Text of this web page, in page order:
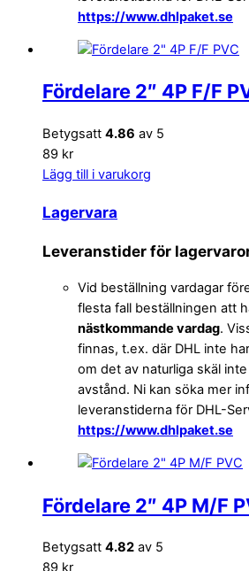
https://www.dhlpaket.se
Fördelare 2″ 4P F/F
Betygsatt 4.86 av 5
89 kr
Lägg till i varukorg
Lagervara
Leveranstider för
Vid beställning vardagar
flesta fall beställningen att
nästkommande vardag.
finnas, t.ex. där DHL inte
om det av naturliga skäl
avstånd. Ni kan söka mer
leveranstiderna för DHL-
https://www.dhlpaket.se
Fördelare 2″ 4P M/F
Betygsatt 4.82 av 5
89 kr